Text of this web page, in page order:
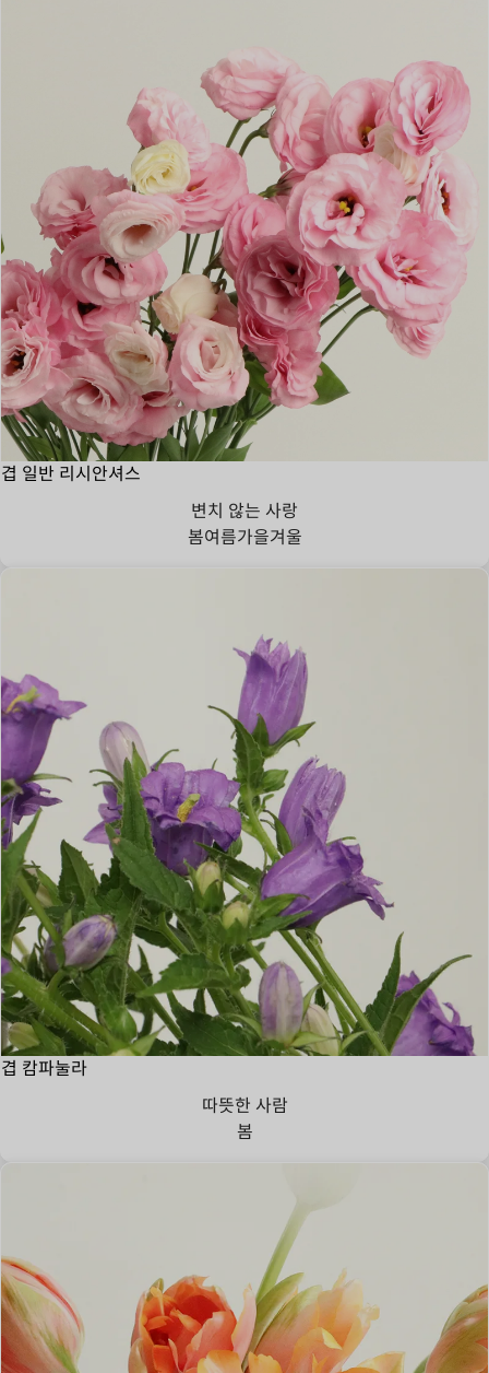
겹 일반 리시안셔스
변치 않는 사랑
봄여름가을겨울
겹 캄파눌라
따뜻한 사람
봄